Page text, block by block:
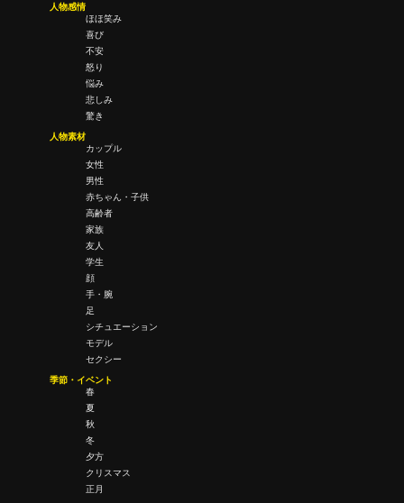
人物感情
ほほ笑み
喜び
不安
怒り
悩み
悲しみ
驚き
人物素材
カップル
女性
男性
赤ちゃん・子供
高齢者
家族
友人
学生
顔
手・腕
足
シチュエーション
モデル
セクシー
季節・イベント
春
夏
秋
冬
夕方
クリスマス
正月